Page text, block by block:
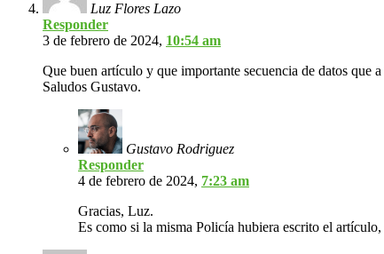
Luz Flores Lazo
Responder
3 de febrero de 2024, 10:54 am
Que buen artículo y que importante secuencia de datos que
Saludos Gustavo.
Gustavo Rodriguez
Responder
4 de febrero de 2024, 7:23 am
Gracias, Luz.
Es como si la misma Policía hubiera escrito el